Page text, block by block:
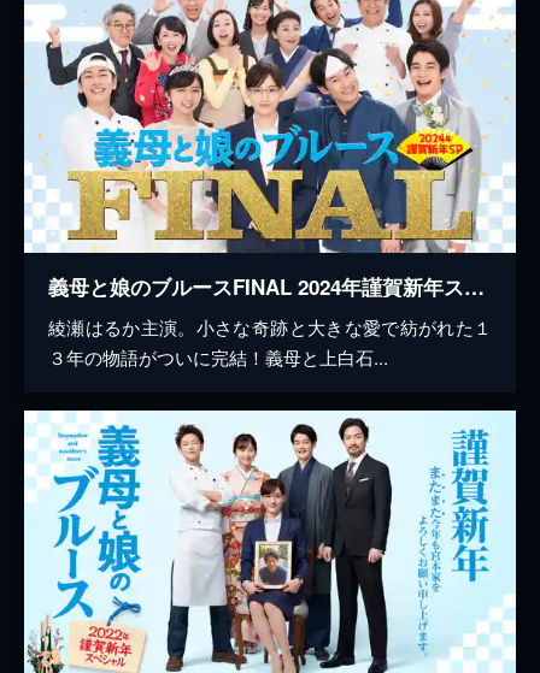
義母と娘のブルースFINAL 2024年謹賀新年スペシャル
綾瀬はるか主演。小さな奇跡と大きな愛で紡がれた１
３年の物語がついに完結！義母と上白石...